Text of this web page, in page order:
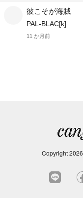
彼こそが海賊
PAL-BLAC[k]
11 か月前
Copyright2026